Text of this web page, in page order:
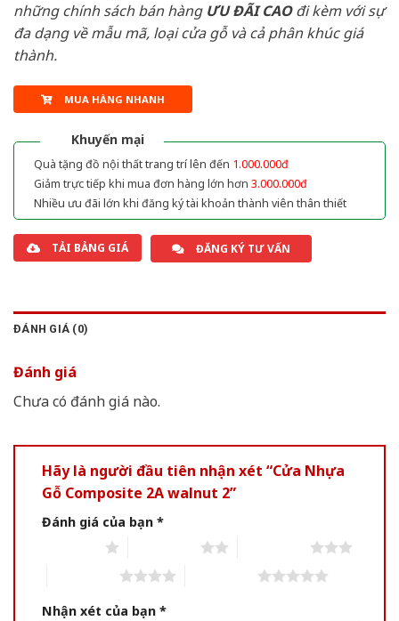
những chính sách bán hàng ƯU ĐÃI CAOđi kèm với sự
đa dạng về mẫu mã, loại cửa gỗ và cả phân khúc giá
thành.
MUA HÀNG NHANH
Khuyến mại
Quà tặng đồ nội thất trang trí lên đến 1.000.000đ
Giảm trực tiếp khi mua đơn hàng lớn hơn 3.000.000đ
Nhiều ưu đãi lớn khi đăng ký tài khoản thành viên thân thiết
TẢI BẢNG GIÁ ĐĂNG KÝ TƯ VẤN
ĐÁNH GIÁ (0)
Đánh giá
Chưa có đánh giá nào.
Hãy là người đầu tiên nhận xét “Cửa Nhựa
Gỗ Composite 2A walnut 2”
Đánh giá của bạn *
Nhận xét của bạn *